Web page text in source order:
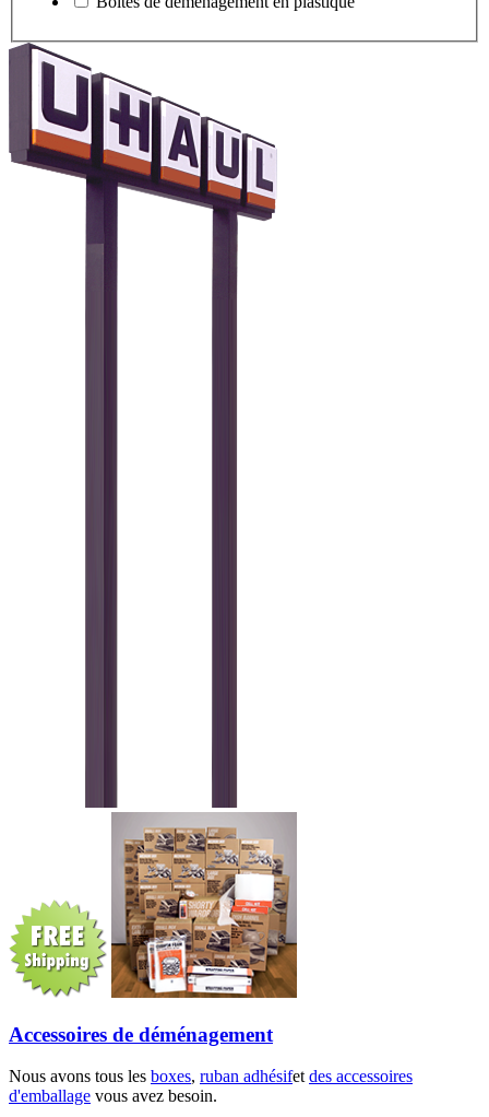
Accessoires de déménagement
Nous avons tous les boxes, ruban adhésifetdes accessoires
d'emballage vous avez besoin.